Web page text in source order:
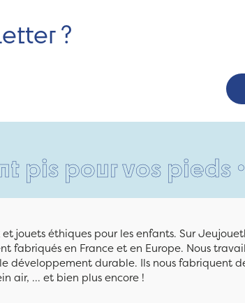
?
vos pieds •Si
jouets éthiques pour les enfants. Sur
fabriqués en France et en Europe. Nous
développement durable. Ils nous fabriquent
air, ... et bien plus encore !